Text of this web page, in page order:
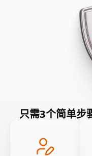
只需3个简单步